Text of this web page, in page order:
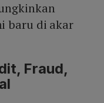
baru di akar
Fraud,